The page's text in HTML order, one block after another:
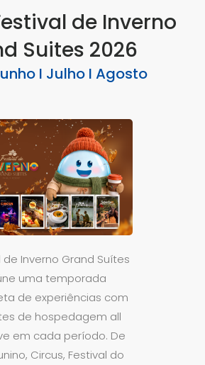
de Inverno
Suites 2026
I Julho I Agosto
de Inverno Grand Suítes
uma temporada
de experiências com
de hospedagem all
em cada período. De
Circus, Festival do